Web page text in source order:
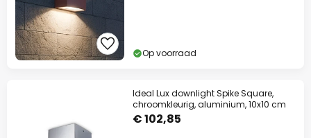
Op voorraad
Ideal Lux downlight Spike Square,
chroomkleurig, aluminium, 10x10 cm
€ 102,85